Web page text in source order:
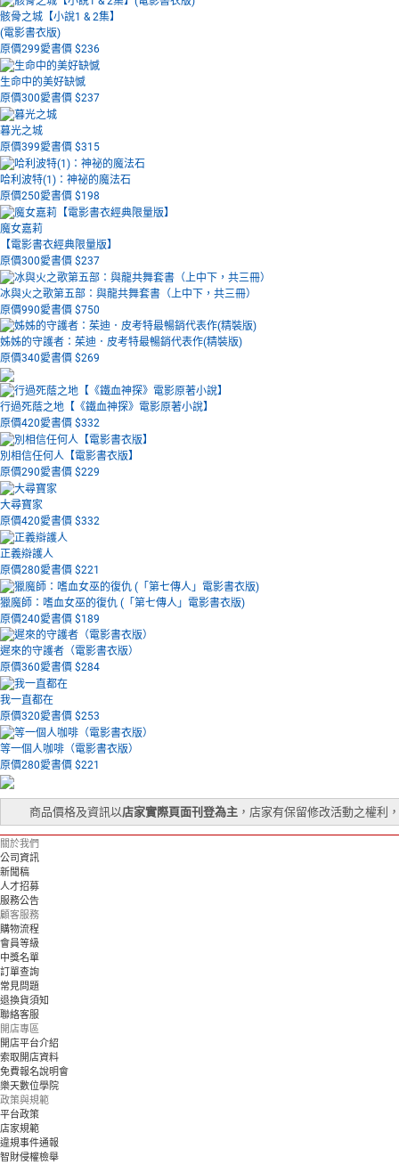
骸骨之城【小說1 & 2集】
(電影書衣版)
原價299愛書價 $236
生命中的美好缺憾
原價300愛書價 $237
暮光之城
原價399愛書價 $315
哈利波特(1)：神祕的魔法石
原價250愛書價 $198
魔女嘉莉
【電影書衣經典限量版】
原價300愛書價 $237
冰與火之歌第五部：與龍共舞套書（上中下，共三冊）
原價990愛書價 $750
姊姊的守護者：茱迪．皮考特最暢銷代表作(精裝版)
原價340愛書價 $269
行過死蔭之地【《鐵血神探》電影原著小說】
原價420愛書價 $332
別相信任何人【電影書衣版】
原價290愛書價 $229
大尋寶家
原價420愛書價 $332
正義辯護人
原價280愛書價 $221
獵魔師：嗜血女巫的復仇 (「第七傳人」電影書衣版)
原價240愛書價 $189
遲來的守護者（電影書衣版）
原價360愛書價 $284
我一直都在
原價320愛書價 $253
等一個人咖啡（電影書衣版）
原價280愛書價 $221
商品價格及資訊以店家實際頁面刊登為主 ，店家有保留修改活動之權利
關於我們
公司資訊
新聞稿
人才招募
服務公告
顧客服務
購物流程
會員等級
中獎名單
訂單查詢
常見問題
退換貨須知
聯絡客服
開店專區
開店平台介紹
索取開店資料
免費報名說明會
樂天數位學院
政策與規範
平台政策
店家規範
違規事件通報
智財侵權檢舉